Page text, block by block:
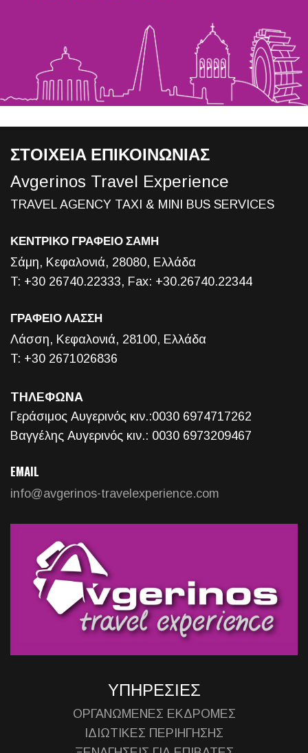
ΣΤΟΙΧΕΙΑ ΕΠΙΚΟΙΝΩΝΙΑΣ
Avgerinos Travel Experience
TRAVEL AGENCY TAXI & MINI BUS SERVICES
ΚΕΝΤΡΙΚΟ ΓΡΑΦΕΙΟ ΣΑΜΗ
Σάμη, Κεφαλονιά, 28080, Ελλάδα
T: +30 26740.22333, Fax: +30.26740.22344
ΓΡΑΦΕΙΟ ΛΑΣΣΗ
Λάσση, Κεφαλονιά, 28100, Ελλάδα
T: +30 2671026836
ΤΗΛΕΦΩΝΑ
Γεράσιμος Αυγερινός κιν.:0030 6974717262
Βαγγέλης Αυγερινός κιν.: 0030 6973209467
EMAIL
info@avgerinos-travelexperience.com
ΥΠΗΡΕΣΙΕΣ
ΟΡΓΑΝΩΜΕΝΕΣ ΕΚΔΡΟΜΕΣ
ΙΔΙΩΤΙΚΕΣ ΠΕΡΙΗΓΗΣΗΣ